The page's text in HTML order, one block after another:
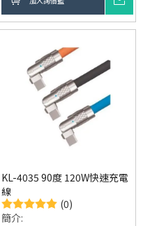
料。
不易斷裂，具備較高抗拉伸能
力，適合長期使用。
智能充電保護：內建智能芯
片，有效防止過充、過熱、過
壓等情況，保護設備安全。
多設備兼容：兼容各類智能手
應用範圍廣泛。
KL-4035 90度 120W快速充電
線
(0)
簡介: